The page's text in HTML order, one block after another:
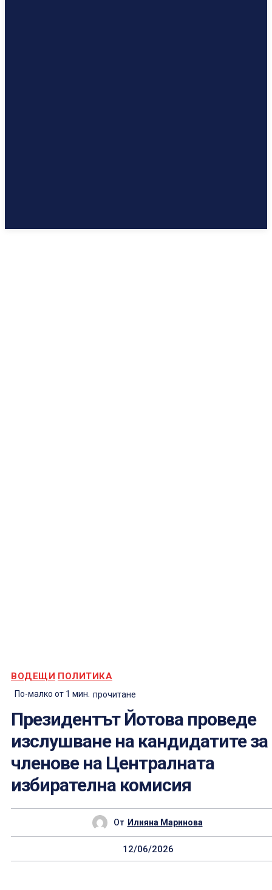
ВОДЕЩИ ПОЛИТИКА
По-малко от 1 мин. прочитане
Президентът Йотова проведе
изслушване на кандидатите за
членове на Централната
избирателна комисия
От Илияна Маринова
12/06/2026